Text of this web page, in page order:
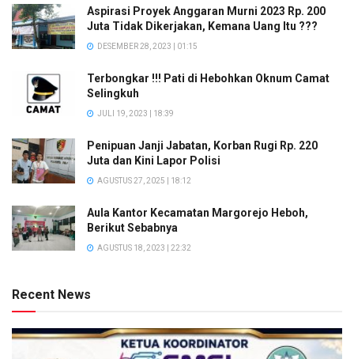
Aspirasi Proyek Anggaran Murni 2023 Rp. 200
Juta Tidak Dikerjakan, Kemana Uang Itu ???
DESEMBER 28, 2023 | 01:15
Terbongkar !!! Pati di Hebohkan Oknum Camat
Selingkuh
JULI 19, 2023 | 18:39
Penipuan Janji Jabatan, Korban Rugi Rp. 220
Juta dan Kini Lapor Polisi
AGUSTUS 27, 2025 | 18:12
Aula Kantor Kecamatan Margorejo Heboh,
Berikut Sebabnya
AGUSTUS 18, 2023 | 22:32
Recent News